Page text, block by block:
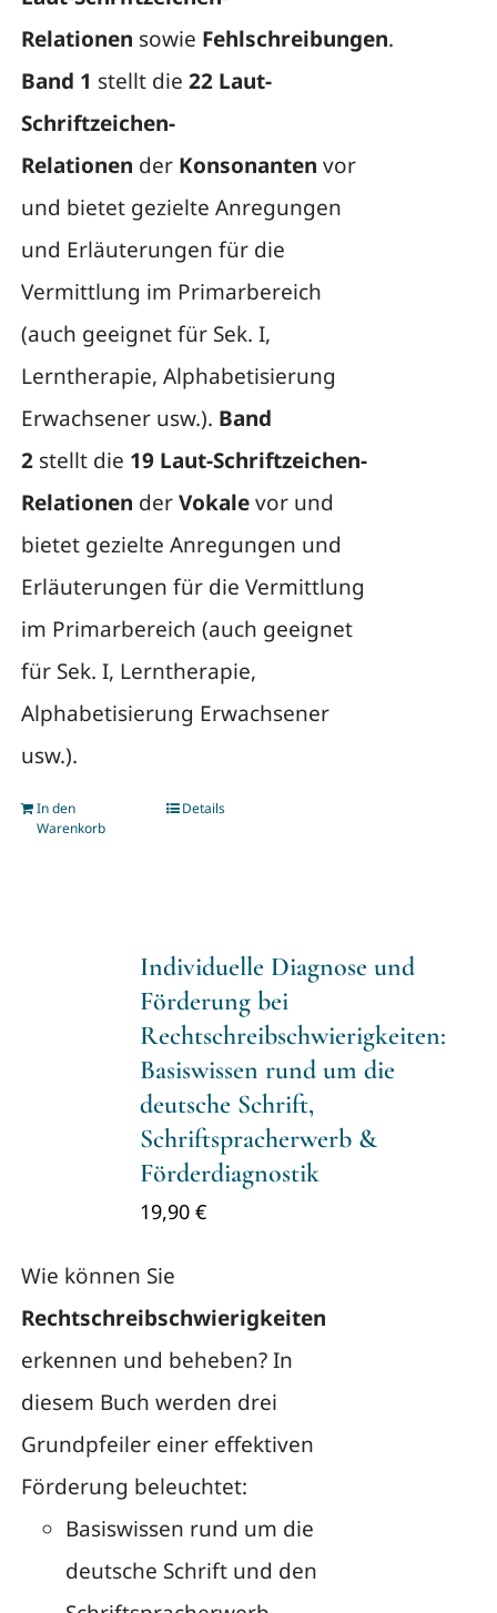
Relationen sowie Fehlschreibungen.
Band 1 stellt die 22 Laut-
Schriftzeichen-
Relationen der Konsonanten vor
und bietet gezielte Anregungen
und Erläuterungen für die
Vermittlung im Primarbereich
(auch geeignet für Sek. I,
Lerntherapie, Alphabetisierung
Erwachsener usw.). Band
2stellt die 19 Laut-Schriftzeichen-
Relationen derVokalevor und
bietet gezielte Anregungen und
Erläuterungen für die Vermittlung
im Primarbereich (auch geeignet
für Sek. I, Lerntherapie,
Alphabetisierung Erwachsener
usw.).
In den
Warenkorb
Details
Individuelle Diagnose und
Förderung bei
Rechtschreibschwierigkeiten:
Basiswissen rund um die
deutsche Schrift,
Schriftspracherwerb &
Förderdiagnostik
19,90 €
Wie können Sie
Rechtschreibschwierigkeiten
erkennen und beheben? In
diesem Buch werden drei
Grundpfeiler einer effektiven
Förderung beleuchtet:
Basiswissen rund um die
deutsche Schrift und den